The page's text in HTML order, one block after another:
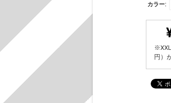
カラー:
円）